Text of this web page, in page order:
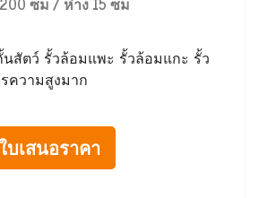
นสัตว์ รั้วล้อมแพะ รั้วล้อมแกะ รั้ว
ความสูงมาก
เสนอราคา